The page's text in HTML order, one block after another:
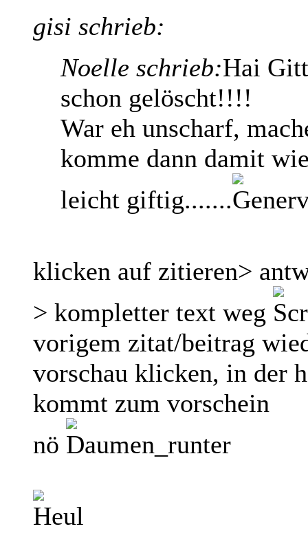
gisi schrieb:
Noelle schrieb:Hai
schon gelöscht!!!!
War eh unscharf,
komme dann damit
leicht giftig.......
klicken auf zitieren>
> kompletter text weg
vorigem zitat/beitrag
vorschau klicken, in der
kommt zum vorschein
nö